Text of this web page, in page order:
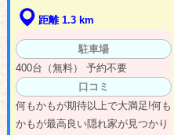
距離 1.3 km
駐車場
400台（無料） 予約不要
口コミ
何もかもが期待以上で大満足!何も
かもが最高良い隠れ家が見つかり